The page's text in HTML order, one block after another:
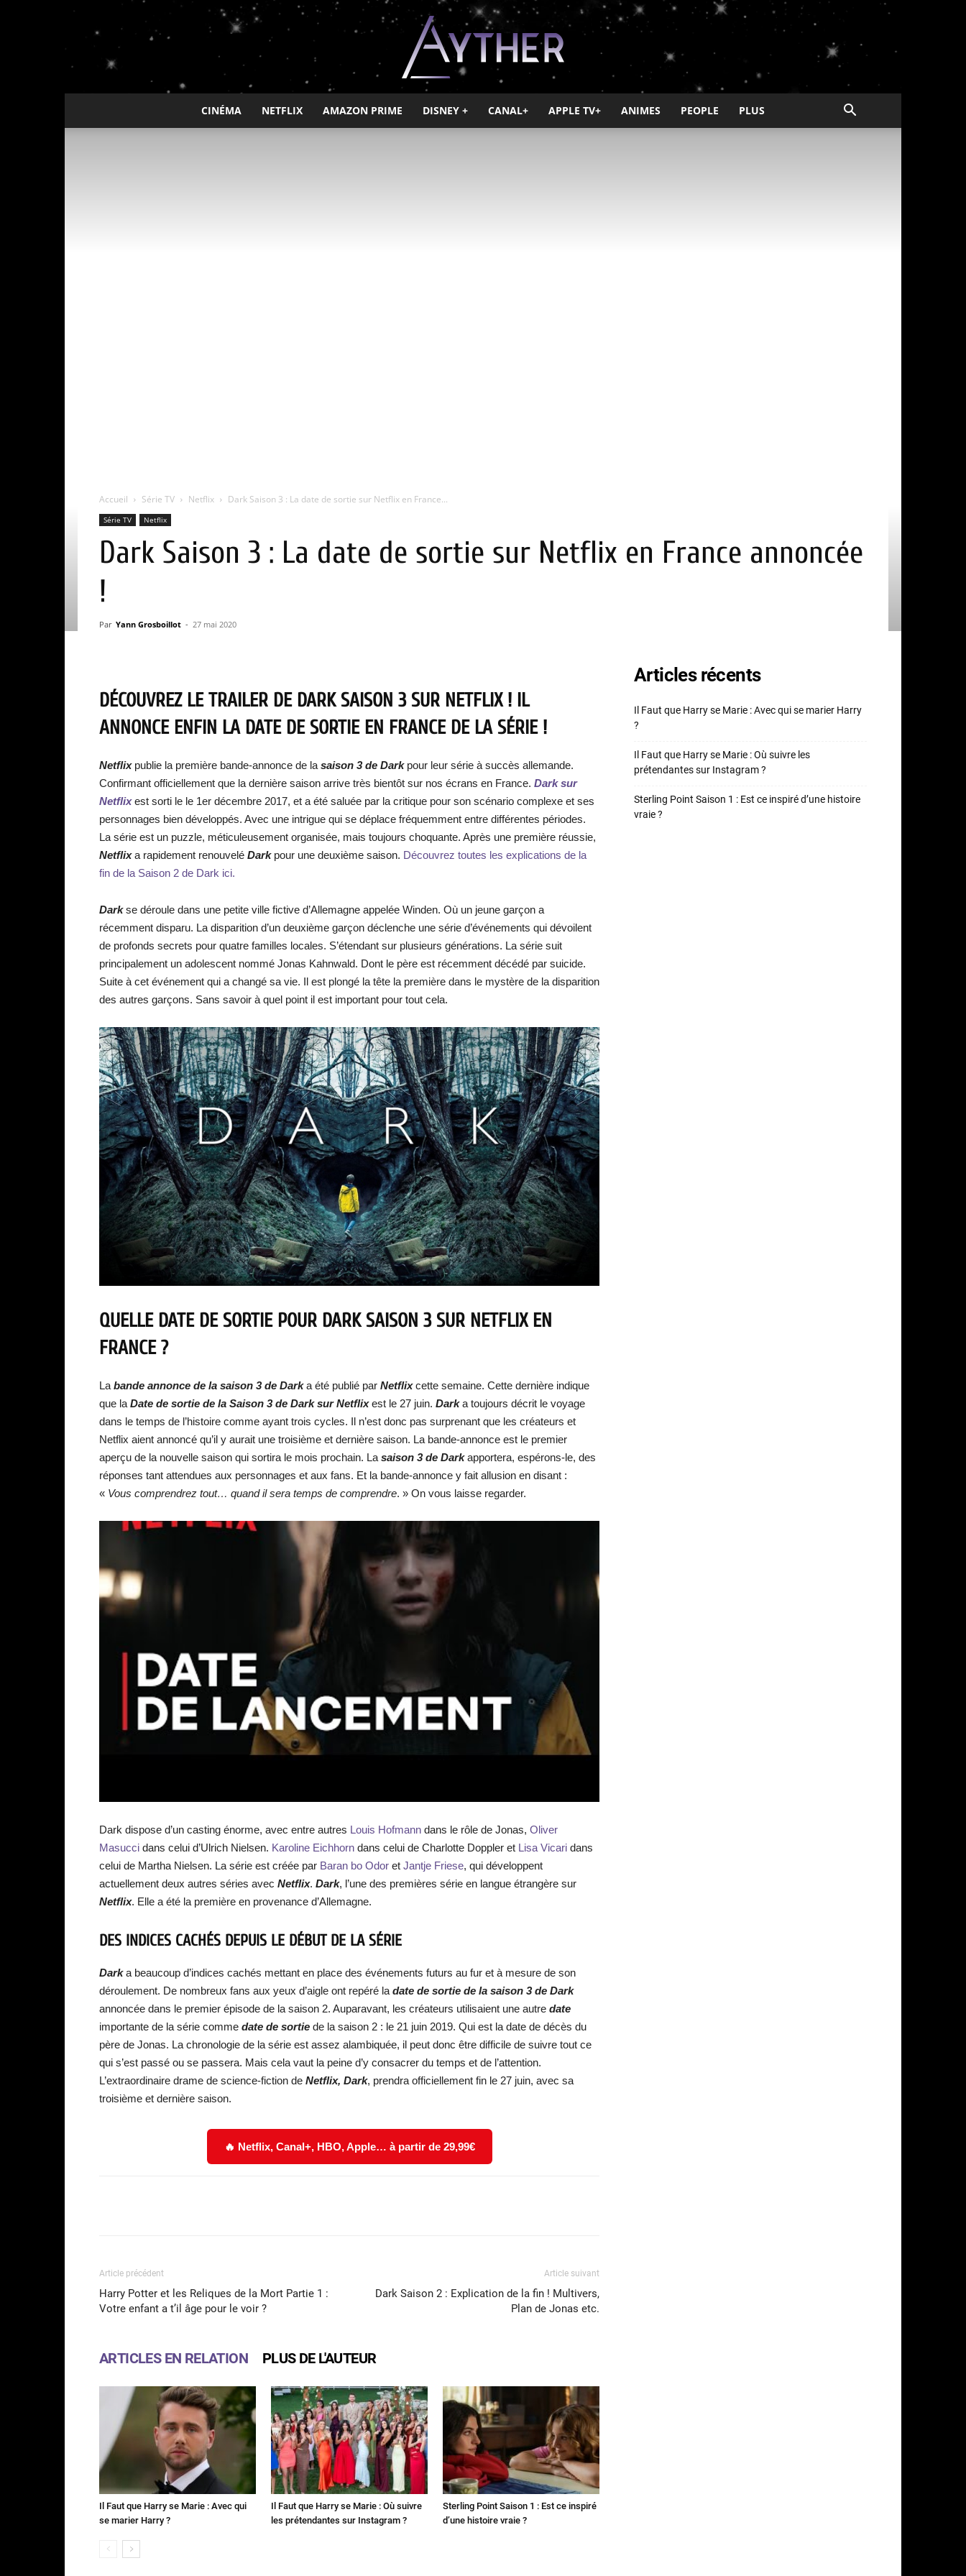
Ayther
CINÉMA NETFLIX AMAZON PRIME DISNEY + CANAL+ APPLE TV+ ANIMES PEOPLE PLUS
Accueil Série TV Netflix Dark Saison 3 : La date de sortie sur Netflix en France...
Série TV Netflix
Dark Saison 3 : La date de sortie sur Netflix en France annoncée
!
Par Yann Grosboillot - 27 mai 2020
DÉCOUVREZ LE TRAILER DE DARK SAISON 3 SUR NETFLIX ! IL
ANNONCE ENFIN LA DATE DE SORTIE EN FRANCE DE LA SÉRIE !
Netflixpublie la première bande-annonce de la saison 3 de Darkpour leur série à succès allemande.
Confirmant officiellement que la dernière saison arrive très bientôt sur nos écrans en France. Dark sur
Netflixest sorti le le 1er décembre 2017, et a été saluée par la critique pour son scénario complexe et ses
personnages bien développés. Avec une intrigue qui se déplace fréquemment entre différentes périodes.
La série est un puzzle, méticuleusement organisée, mais toujours choquante. Après une première réussie,
Netflixa rapidement renouvelé Dark pour une deuxième saison. Découvrez toutes les explications de la
fin de la Saison 2 de Dark ici.
Darkse déroule dans une petite ville fictive d’Allemagne appelée Winden. Où un jeune garçon a
récemment disparu. La disparition d’un deuxième garçon déclenche une série d’événements qui dévoilent
de profonds secrets pour quatre familles locales. S’étendant sur plusieurs générations. La série suit
principalement un adolescent nommé Jonas Kahnwald. Dont le père est récemment décédé par suicide.
Suite à cet événement qui a changé sa vie. Il est plongé la tête la première dans le mystère de la disparition
des autres garçons. Sans savoir à quel point il est important pour tout cela.
QUELLE DATE DE SORTIE POUR DARK SAISON 3 SUR NETFLIX EN
FRANCE ?
La bande annonce de la saison 3 de Darka été publié par Netflixcette semaine. Cette dernière indique
que la Date de sortie de la Saison 3 de Dark sur Netflixest le 27 juin. Darka toujours décrit le voyage
dans le temps de l’histoire comme ayant trois cycles. Il n’est donc pas surprenant que les créateurs et
Netflix aient annoncé qu’il y aurait une troisième et dernière saison. La bande-annonce est le premier
aperçu de la nouvelle saison qui sortira le mois prochain. La saison 3 de Darkapportera, espérons-le, des
réponses tant attendues aux personnages et aux fans. Et la bande-annonce y fait allusion en disant :
« Vous comprendrez tout… quand il sera temps de comprendre. » On vous laisse regarder.
Dark dispose d’un casting énorme, avec entre autres Louis Hofmann dans le rôle de Jonas, Oliver
Masucci dans celui d’Ulrich Nielsen. Karoline Eichhorn dans celui de Charlotte Doppler et Lisa Vicari dans
celui de Martha Nielsen. La série est créée par Baran bo Odor et Jantje Friese, qui développent
actuellement deux autres séries avec Netflix. Dark, l’une des premières série en langue étrangère sur
Netflix. Elle a été la première en provenance d’Allemagne.
DES INDICES CACHÉS DEPUIS LE DÉBUT DE LA SÉRIE
Darka beaucoup d’indices cachés mettant en place des événements futurs au fur et à mesure de son
déroulement. De nombreux fans aux yeux d’aigle ont repéré la date de sortie de la saison 3 de Dark
annoncée dans le premier épisode de la saison 2. Auparavant, les créateurs utilisaient une autre date
importante de la série comme date de sortie de la saison 2 : le 21 juin 2019. Qui est la date de décès du
père de Jonas. La chronologie de la série est assez alambiquée, il peut donc être difficile de suivre tout ce
qui s’est passé ou se passera. Mais cela vaut la peine d’y consacrer du temps et de l’attention.
L’extraordinaire drame de science-fiction de Netflix, Dark, prendra officiellement fin le 27 juin, avec sa
troisième et dernière saison.
🔥 Netflix, Canal+, HBO, Apple… à partir de 29,99€
Article précédent
Harry Potter et les Reliques de la Mort Partie 1 :
Votre enfant a t’il âge pour le voir ?
Article suivant
Dark Saison 2 : Explication de la fin ! Multivers,
Plan de Jonas etc.
ARTICLES EN RELATION PLUS DE L'AUTEUR
Il Faut que Harry se Marie : Avec qui
se marier Harry ?
Il Faut que Harry se Marie : Où suivre
les prétendantes sur Instagram ?
Sterling Point Saison 1 : Est ce inspiré
d’une histoire vraie ?
Articles récents
Il Faut que Harry se Marie : Avec qui se marier Harry
?
Il Faut que Harry se Marie : Où suivre les
prétendantes sur Instagram ?
Sterling Point Saison 1 : Est ce inspiré d’une histoire
vraie ?